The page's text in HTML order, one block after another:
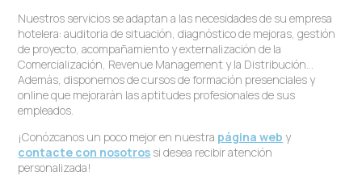
Nuestros servicios se adaptan a las necesidades de su empresa
hotelera: auditoria de situación, diagnóstico de mejoras, gestión
de proyecto, acompañamiento y externalización de la
Comercialización, Revenue Management y la Distribución…
Además, disponemos de cursos de formación presenciales y
online que mejorarán las aptitudes profesionales de sus
empleados.
¡Conózcanos un poco mejor en nuestra página web y
contacte con nosotros si desea recibir atención
personalizada!